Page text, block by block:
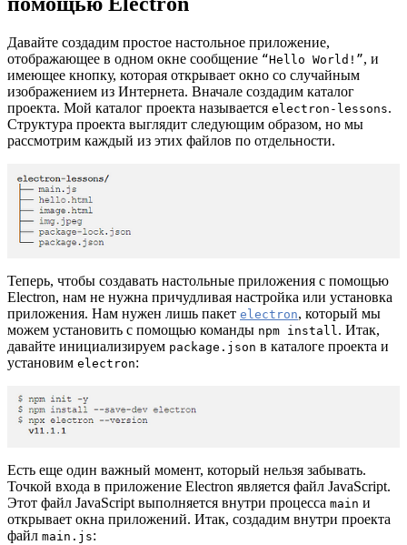
Давайте создадим простое настольное приложение,
отображающее в одном окне сообщение “Hello World!”, и
имеющее кнопку, которая открывает окно со случайным
изображением из Интернета. Вначале создадим каталог
проекта. Мой каталог проекта называется electron-lessons.
Структура проекта выглядит следующим образом, но мы
рассмотрим каждый из этих файлов по отдельности.
Теперь, чтобы создавать настольные приложения с помощью
Electron, нам не нужна причудливая настройка или установка
приложения. Нам нужен лишь пакет electron, который мы
можем установить с помощью команды npm install. Итак,
давайте инициализируем package.json в каталоге проекта и
установим electron:
Есть еще один важный момент, который нельзя забывать.
Точкой входа в приложение Electron является файл JavaScript.
Этот файл JavaScript выполняется внутри процесса main и
открывает окна приложений. Итак, создадим внутри проекта
файл main.js: